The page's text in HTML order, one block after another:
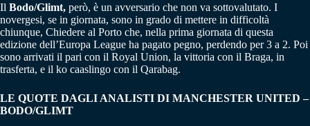
Il Bodo/Glimt, però, è un avversario che non va sottovalutato. I
novergesi, se in giornata, sono in grado di mettere in difficoltà
chiunque, Chiedere al Porto che, nella prima giornata di questa
edizione dell’Europa League ha pagato pegno, perdendo per 3 a 2. Poi
sono arrivati il pari con il Royal Union, la vittoria con il Braga, in
trasferta, e il ko caaslingo con il Qarabag.
LE QUOTE DAGLI ANALISTI DI MANCHESTER UNITED –
BODO/GLIMT